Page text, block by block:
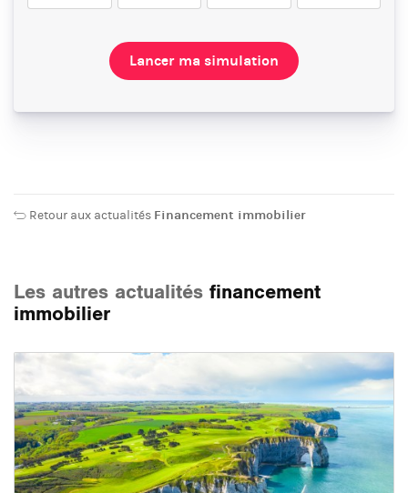
Lancer ma simulation
Retour aux actualités Financement immobilier
Les autres actualités financement
immobilier